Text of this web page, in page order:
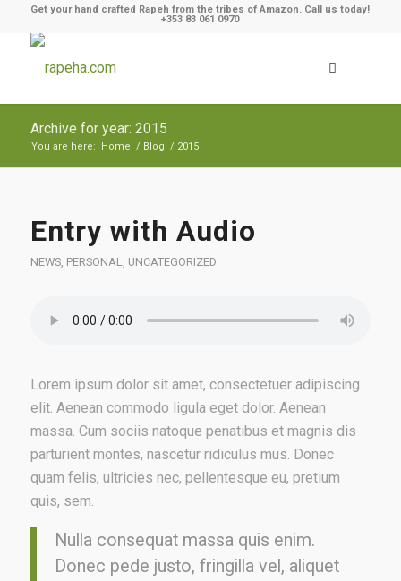
Get your hand crafted Rapeh from the tribes of Amazon. Call us today!
+353 83 061 0970
Archive for year: 2015
You are here: Home / Blog / 2015
Entry with Audio
NEWS, PERSONAL, UNCATEGORIZED
Lorem ipsum dolor sit amet, consectetuer adipiscing
elit. Aenean commodo ligula eget dolor. Aenean
massa. Cum sociis natoque penatibus et magnis dis
parturient montes, nascetur ridiculus mus. Donec
quam felis, ultricies nec, pellentesque eu, pretium
quis, sem.
Nulla consequat massa quis enim.
Donec pede justo, fringilla vel, aliquet